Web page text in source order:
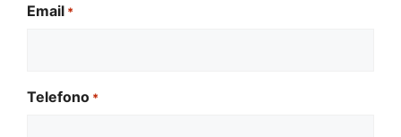
Email *
Telefono *